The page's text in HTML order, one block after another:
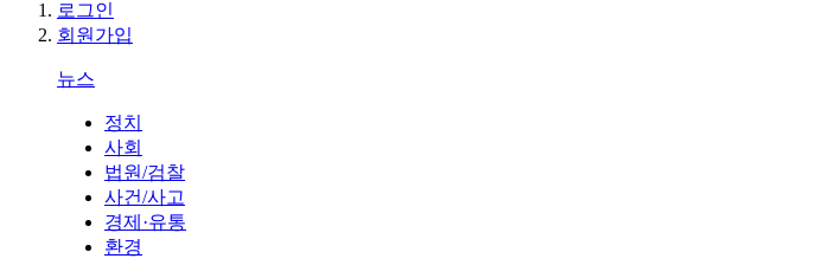
로그인
회원가입
뉴스
정치
사회
법원/검찰
사건/사고
경제·유통
환경